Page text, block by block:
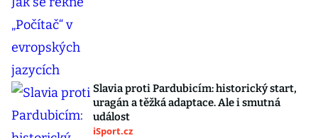
Slavia proti Pardubicím: historický start,
uragán a těžká adaptace. Ale i smutná
událost
iSport.cz